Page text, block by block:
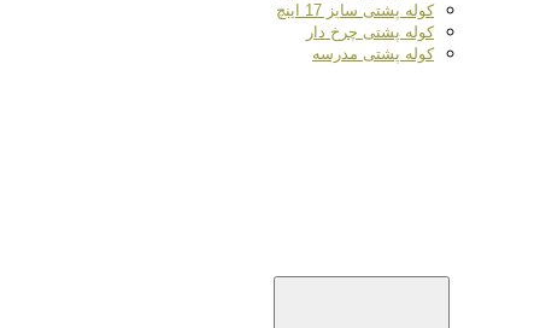
کوله پشتی سایز 17 اینچ
کوله پشتی چرخ دار
کوله پشتی مدرسه